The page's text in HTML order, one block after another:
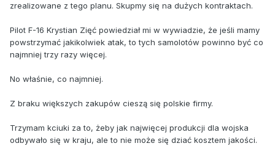
zrealizowane z tego planu. Skupmy się na dużych kontraktach.
Pilot F-16 Krystian Zięć powiedział mi w wywiadzie, że jeśli mamy
powstrzymać jakikolwiek atak, to tych samolotów powinno być co
najmniej trzy razy więcej.
No właśnie, co najmniej.
Z braku większych zakupów cieszą się polskie firmy.
Trzymam kciuki za to, żeby jak najwięcej produkcji dla wojska
odbywało się w kraju, ale to nie może się dziać kosztem jakości.